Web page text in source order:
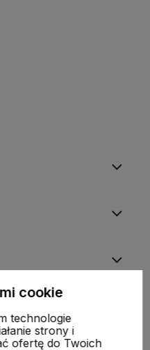
cookie
technologie
strony i
ofertę do Twoich